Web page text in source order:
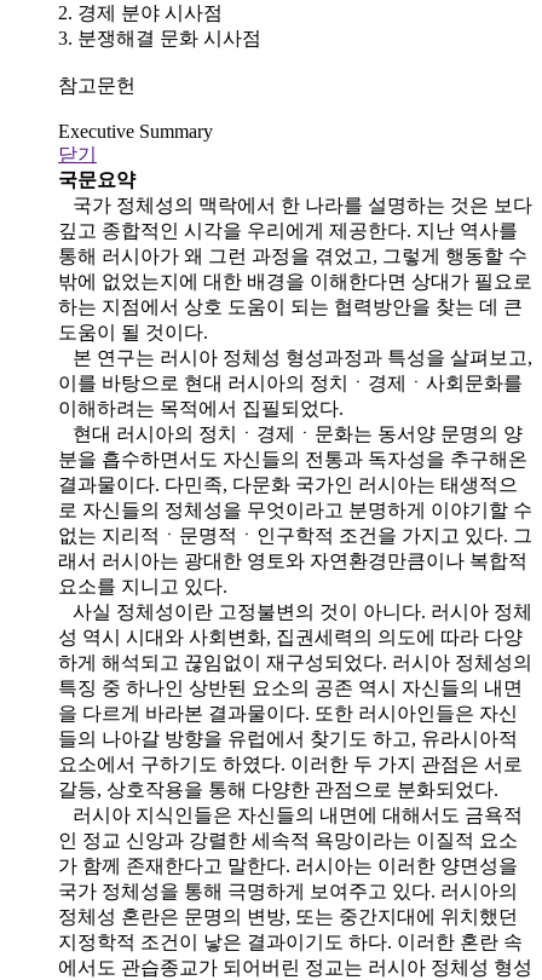
2. 경제 분야 시사점
3. 분쟁해결 문화 시사점
참고문헌
Executive Summary
닫기
국문요약
국가 정체성의 맥락에서 한 나라를 설명하는 것은 보다
깊고 종합적인 시각을 우리에게 제공한다. 지난 역사를
통해 러시아가 왜 그런 과정을 겪었고, 그렇게 행동할 수
밖에 없었는지에 대한 배경을 이해한다면 상대가 필요로
하는 지점에서 상호 도움이 되는 협력방안을 찾는 데 큰
도움이 될 것이다.
본 연구는 러시아 정체성 형성과정과 특성을 살펴보고,
이를 바탕으로 현대 러시아의 정치ㆍ경제ㆍ사회문화를
이해하려는 목적에서 집필되었다.
현대 러시아의 정치ㆍ경제ㆍ문화는 동서양 문명의 양
분을 흡수하면서도 자신들의 전통과 독자성을 추구해온
결과물이다. 다민족, 다문화 국가인 러시아는 태생적으
로 자신들의 정체성을 무엇이라고 분명하게 이야기할 수
없는 지리적ㆍ문명적ㆍ인구학적 조건을 가지고 있다. 그
래서 러시아는 광대한 영토와 자연환경만큼이나 복합적
요소를 지니고 있다.
사실 정체성이란 고정불변의 것이 아니다. 러시아 정체
성 역시 시대와 사회변화, 집권세력의 의도에 따라 다양
하게 해석되고 끊임없이 재구성되었다. 러시아 정체성의
특징 중 하나인 상반된 요소의 공존 역시 자신들의 내면
을 다르게 바라본 결과물이다. 또한 러시아인들은 자신
들의 나아갈 방향을 유럽에서 찾기도 하고, 유라시아적
요소에서 구하기도 하였다. 이러한 두 가지 관점은 서로
갈등, 상호작용을 통해 다양한 관점으로 분화되었다.
러시아 지식인들은 자신들의 내면에 대해서도 금욕적
인 정교 신앙과 강렬한 세속적 욕망이라는 이질적 요소
가 함께 존재한다고 말한다. 러시아는 이러한 양면성을
국가 정체성을 통해 극명하게 보여주고 있다. 러시아의
정체성 혼란은 문명의 변방, 또는 중간지대에 위치했던
지정학적 조건이 낳은 결과이기도 하다. 이러한 혼란 속
에서도 관습종교가 되어버린 정교는 러시아 정체성 형성